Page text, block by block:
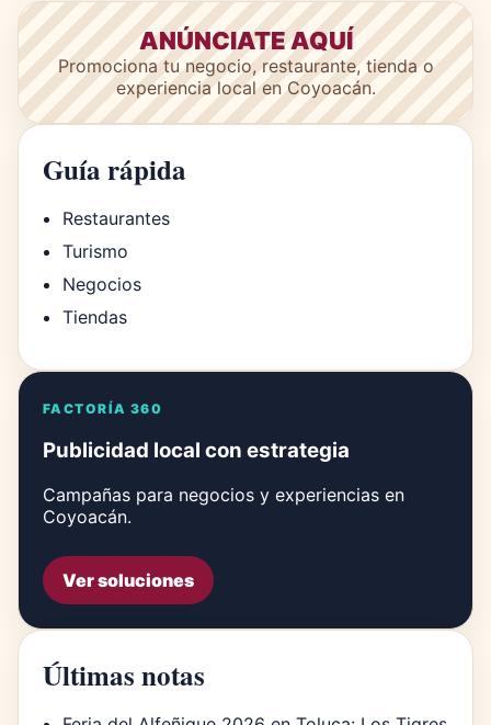
ANÚNCIATE AQUÍ
Promociona tu negocio, restaurante, tienda o
experiencia local en Coyoacán.
Guía rápida
Restaurantes
Turismo
Negocios
Tiendas
FACTORÍA 360
Publicidad local con estrategia
Campañas para negocios y experiencias en
Coyoacán.
Ver soluciones
Últimas notas